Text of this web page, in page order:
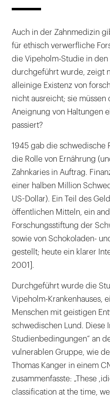
Auch in der Zahnmedizin
für ethisch verwerfliche
die Vipeholm-Studie in den
durchgeführt wurde, zeigt
alleinige Existenz von
nicht ausreicht; sie müssen
Aneignung von Haltungen
passiert?
1945 gab die schwedische
die Rolle von Ernährung
Zahnkaries in Auftrag.
einer halben Million
US-Dollar). Ein Teil des
öffentlichen Mitteln, ein
Forschungsstiftung der
sowie von Schokoladen-
gestellt; heute ein klarer
2001].
Durchgeführt wurde die
Vipeholm-Krankenhauses,
Menschen mit geistigen
schwedischen Lund. Diese
Studienbedingungen“ an
vulnerablen Gruppe, wie
Thomas Kanger in einem
zusammenfasste: „These
classification at the time,